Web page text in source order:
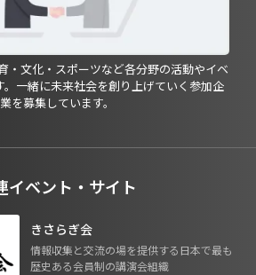
・文化・スポーツなど各分野の活動やイベ
。一緒に未来社会を創り上げていく参加企
業を募集しています。
イベント・サイト
きさらぎ会
情報収集と交流の場を提供する日本で最も
歴史ある会員制の講演会組織